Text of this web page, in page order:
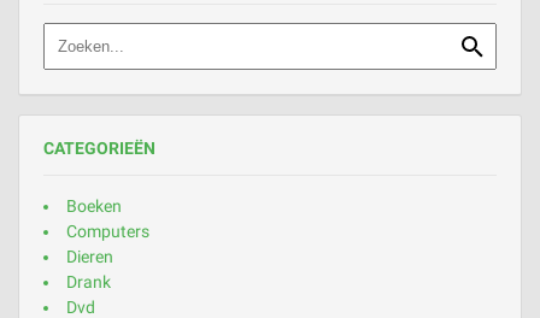
CATEGORIEËN
Boeken
Computers
Dieren
Drank
Dvd